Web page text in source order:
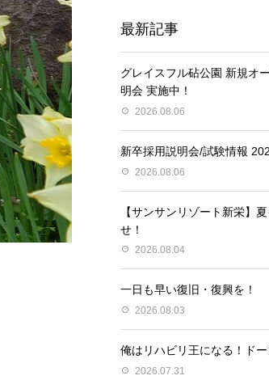
最新記事
グレイスフル砧公園 新規オ
明会 実施中！
2026.08.06
新卒採用説明会/試験情報
2026.08.06
【サンサンリゾート新栄】
せ！
2026.08.04
一日も早い復旧・復興を！
2026.08.03
俺はリハビリ王になる！ドー
2026.07.31